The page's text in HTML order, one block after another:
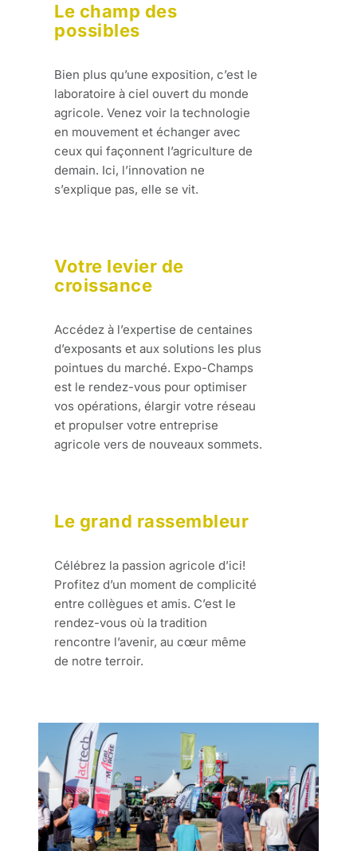
Le champ des
possibles
Bien plus qu’une exposition, c’est le
laboratoire à ciel ouvert du monde
agricole. Venez voir la technologie
en mouvement et échanger avec
ceux qui façonnent l’agriculture de
demain. Ici, l’innovation ne
s’explique pas, elle se vit.
Votre levier de
croissance
Accédez à l’expertise de centaines
d’exposants et aux solutions les plus
pointues du marché. Expo-Champs
est le rendez-vous pour optimiser
vos opérations, élargir votre réseau
et propulser votre entreprise
agricole vers de nouveaux sommets.
Le grand rassembleur
Célébrez la passion agricole d’ici!
Profitez d’un moment de complicité
entre collègues et amis. C’est le
rendez-vous où la tradition
rencontre l’avenir, au cœur même
de notre terroir.